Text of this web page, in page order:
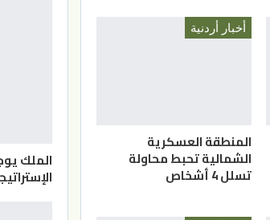
أخبار أردنية
المنطقة العسكرية
الشمالية تحبط محاولة
تسلل 4 أشخاص
الملك